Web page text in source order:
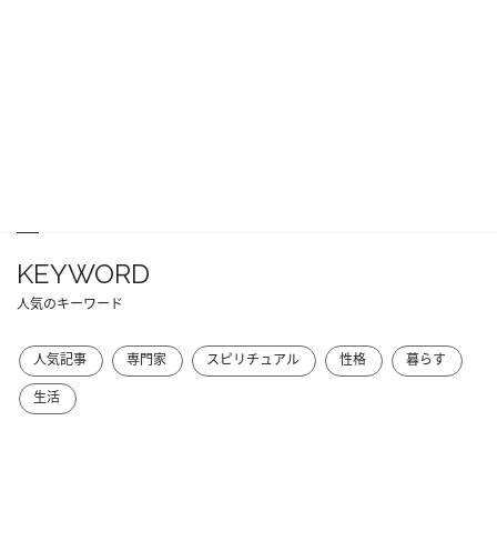
KEYWORD
人気のキーワード
人気記事 専門家 スピリチュアル 性格
暮らす
生活